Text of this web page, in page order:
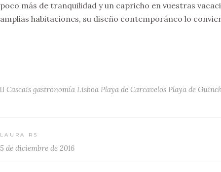
poco más de tranquilidad y un capricho en vuestras
amplias habitaciones, su diseño contemporáneo lo
Cascais gastronomía Lisboa Playa de Carcavelos Playa de
LAURA RS
5 de diciembre de 2016